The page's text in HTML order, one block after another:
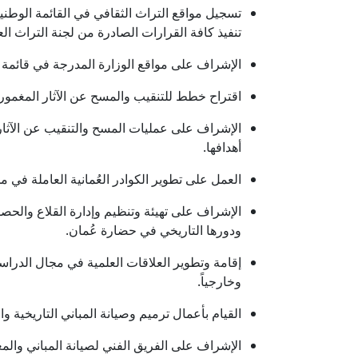
تسجيل مواقع التراث الثقافي في القائمة
تنفيذ كافة القرارات الصادرة من لجنة التراث
الإشراف على مواقع الوزارة المدرجة في قائمة
اقتراح خطط للتنقيب والمسح عن الآثار
الإشراف على عمليات المسح والتنقيب عن
أهدافها.
العمل على تطوير الكوادر العُمانية العاملة في
الإشراف على تهيئة وتنظيم وإدارة القلاع
ودورها التاريخي في حضارة عُمان.
إقامة وتطوير العلاقات العلمية في مجال
وخارجياً.
القيام بأعمال ترميم وصيانة المباني
الإشراف على الفريق الفني لصيانة المباني